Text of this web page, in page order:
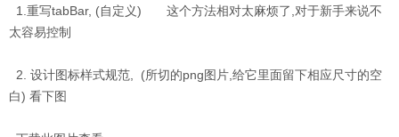
1.重写tabBar, (自定义) 这个方法相对太麻烦了,对于新手来说不
太容易控制
2. 设计图标样式规范, (所切的png图片,给它里面留下相应尺寸的空
白) 看下图